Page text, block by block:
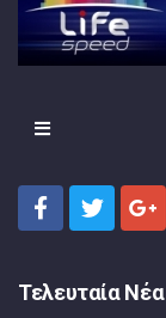
Τελευταία Νέα